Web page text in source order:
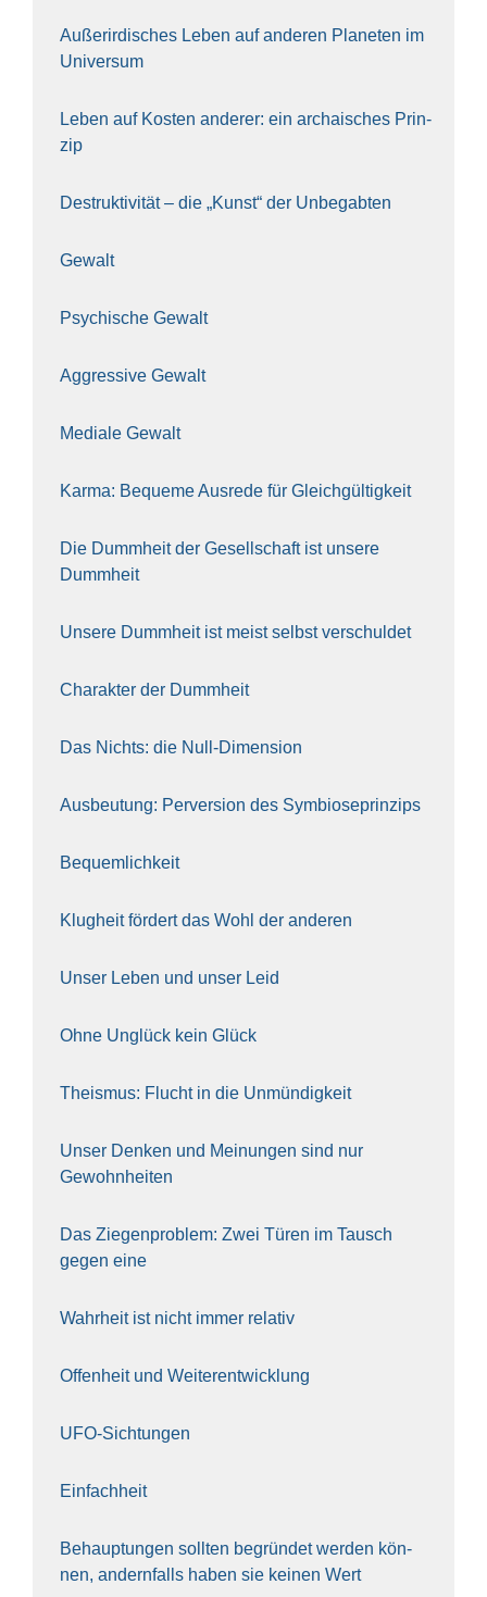
Außer­ir­di­sches Leben auf ande­ren Pla­ne­ten im
Uni­ver­sum
Leben auf Kos­ten ande­rer: ein archai­sches Prin­
zip
Destruk­ti­vi­tät – die „Kunst“ der Unbe­gab­ten
Gewalt
Psy­chi­sche Gewalt
Aggres­si­ve Gewalt
Media­le Gewalt
Kar­ma: Beque­me Aus­re­de für Gleich­gül­tig­keit
Die Dumm­heit der Gesell­schaft ist unse­re
Dumm­heit
Unse­re Dumm­heit ist meist selbst ver­schul­det
Cha­rak­ter der Dumm­heit
Das Nichts: die Null-Dimen­si­on
Aus­beu­tung: Per­ver­si­on des Sym­bio­se­prin­zips
Bequem­lich­keit
Klug­heit för­dert das Wohl der ande­ren
Unser Leben und unser Leid
Ohne Unglück kein Glück
The­is­mus: Flucht in die Unmün­dig­keit
Unser Den­ken und Mei­nun­gen sind nur
Gewohn­hei­ten
Das Zie­gen­pro­blem: Zwei Türen im Tausch
gegen eine
Wahr­heit ist nicht immer rela­tiv
Offen­heit und Wei­ter­ent­wick­lung
UFO-Sich­tun­gen
Ein­fach­heit
Behaup­tun­gen soll­ten begrün­det wer­den kön­
nen, andern­falls haben sie kei­nen Wert